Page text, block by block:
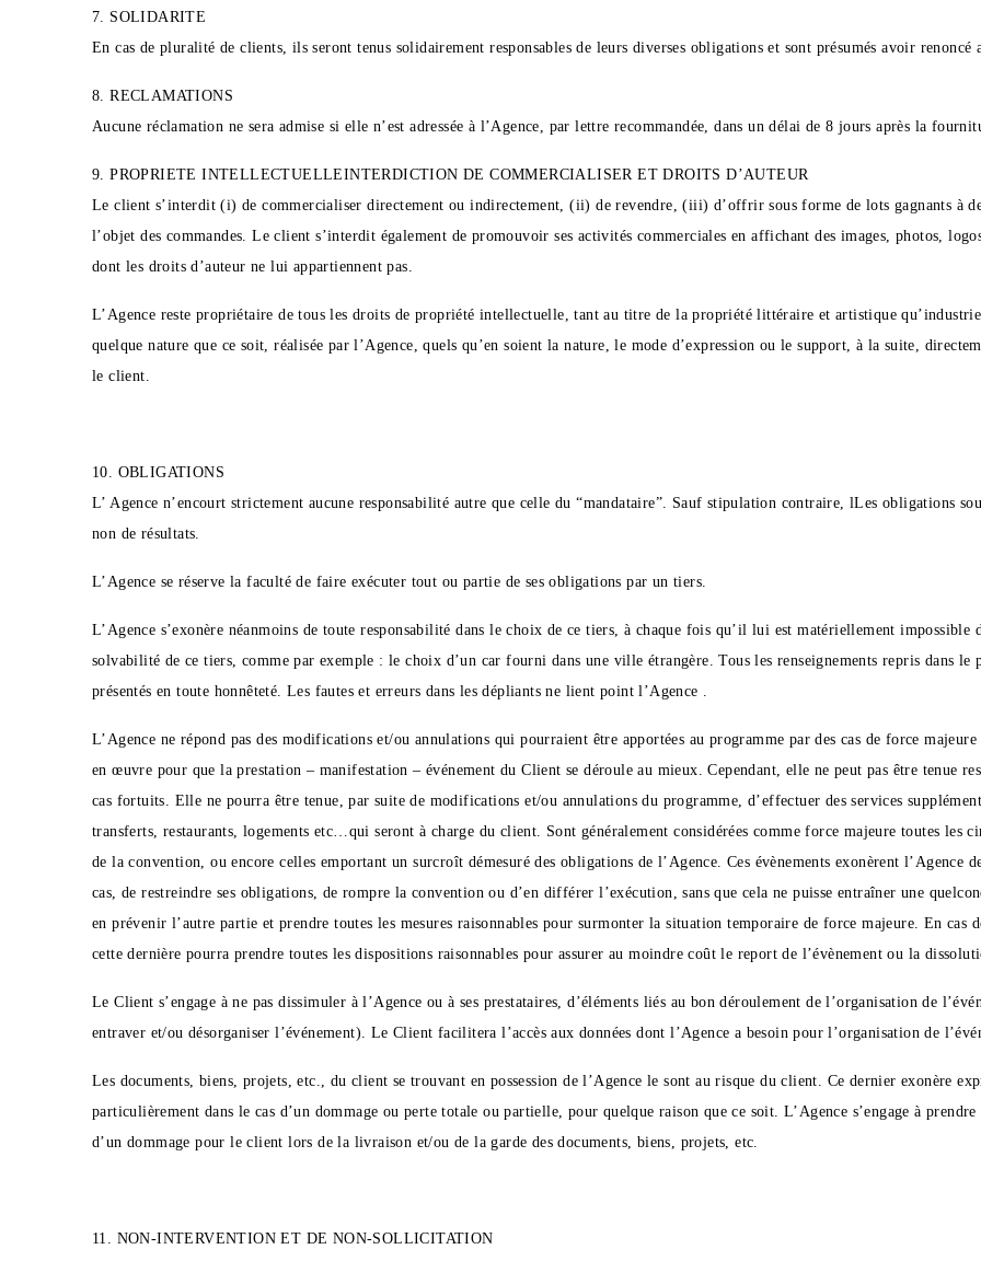
7. SOLIDARITE
En cas de pluralité de clients, ils seront tenus solidairement responsables de leurs diverses obligations et sont présumés avoir renoncé
8. RECLAMATIONS
Aucune réclamation ne sera admise si elle n’est adressée à l’Agence, par lettre recommandée, dans un délai de 8 jours après la
9. PROPRIETE INTELLECTUELLEINTERDICTION DE COMMERCIALISER ET DROITS D’AUTEUR
Le client s’interdit (i) de commercialiser directement ou indirectement, (ii) de revendre, (iii) d’offrir sous forme de lots gagnants à
l’objet des commandes. Le client s’interdit également de promouvoir ses activités commerciales en affichant des images, photos,
dont les droits d’auteur ne lui appartiennent pas.
L’Agence reste propriétaire de tous les droits de propriété intellectuelle, tant au titre de la propriété littéraire et artistique
quelque nature que ce soit, réalisée par l’Agence, quels qu’en soient la nature, le mode d’expression ou le support, à la suite,
le client.
10. OBLIGATIONS
L’ Agence n’encourt strictement aucune responsabilité autre que celle du “mandataire”. Sauf stipulation contraire, lLes obligations
non de résultats.
L’Agence se réserve la faculté de faire exécuter tout ou partie de ses obligations par un tiers.
L’Agence s’exonère néanmoins de toute responsabilité dans le choix de ce tiers, à chaque fois qu’il lui est matériellement
solvabilité de ce tiers, comme par exemple : le choix d’un car fourni dans une ville étrangère. Tous les renseignements repris dans
présentés en toute honnêteté. Les fautes et erreurs dans les dépliants ne lient point l’Agence .
L’Agence ne répond pas des modifications et/ou annulations qui pourraient être apportées au programme par des cas de force
en œuvre pour que la prestation – manifestation – événement du Client se déroule au mieux. Cependant, elle ne peut pas être tenue
cas fortuits. Elle ne pourra être tenue, par suite de modifications et/ou annulations du programme, d’effectuer des services
transferts, restaurants, logements etc…qui seront à charge du client. Sont généralement considérées comme force majeure toutes les
de la convention, ou encore celles emportant un surcroît démesuré des obligations de l’Agence. Ces évènements exonèrent
cas, de restreindre ses obligations, de rompre la convention ou d’en différer l’exécution, sans que cela ne puisse entraîner une
en prévenir l’autre partie et prendre toutes les mesures raisonnables pour surmonter la situation temporaire de force majeure. En cas
cette dernière pourra prendre toutes les dispositions raisonnables pour assurer au moindre coût le report de l’évènement ou la
Le Client s’engage à ne pas dissimuler à l’Agence ou à ses prestataires, d’éléments liés au bon déroulement de l’organisation de
entraver et/ou désorganiser l’événement). Le Client facilitera l’accès aux données dont l’Agence a besoin pour l’organisation de
Les documents, biens, projets, etc., du client se trouvant en possession de l’Agence le sont au risque du client. Ce dernier exonère
particulièrement dans le cas d’un dommage ou perte totale ou partielle, pour quelque raison que ce soit. L’Agence s’engage à
d’un dommage pour le client lors de la livraison et/ou de la garde des documents, biens, projets, etc.
11. NON-INTERVENTION ET DE NON-SOLLICITATION